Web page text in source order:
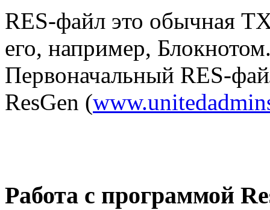
RES-файл это обычная
его, например,
Первоначальный RES-
ResGen (
Работа с программой